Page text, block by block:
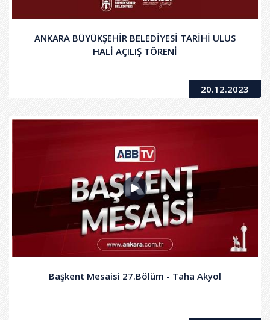
ANKARA BÜYÜKŞEHİR BELEDİYESİ TARİHİ ULUS
HALİ AÇILIŞ TÖRENİ
20.12.2023
Başkent Mesaisi 27.Bölüm - Taha Akyol